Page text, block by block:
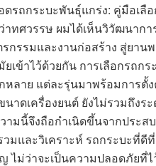
ดรถกระบะพันธุ์แกร่ง: คู่มือเลื
าทศวรรษ ผมได้เห็นวิวัฒนาก
รกรรมและงานก่อสร้าง สู่ยา
ยเข้าไว้ด้วยกัน การเลือกรถก
หลาย แต่ละรุ่นมาพร้อมการตั้
นาดเครื่องยนต์ ยังไม่รวมถึงร
ามนี้จึงถือกำเนิดขึ้นจากประส
วมและวิเคราะห์ รถกระบะที่
ไม่ว่าจะเป็นความปลอดภัยที่